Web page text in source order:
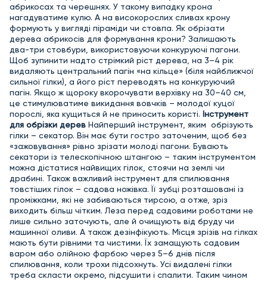
абрикосах та черешнях. У такому випадку крона
нагадуватиме кулю. А на високорослих сливах крону
формують у вигляді піраміди чи стовпа. Як обрізати
дерева абрикосів для формування крони? Залишають
два-три стовбури, використовуючи конкуруючі пагони.
Щоб зупинити надто стрімкий ріст дерева, на 3–4 рік
видаляють центральний пагін «на кільце» (біля найближчої
сильної гілки), а його ріст переводять на конкуруючий
пагін. Якщо ж щороку вкорочувати верхівку на 30–40 см,
це стимулюватиме викидання вовчків – молодої куцої
порослі, яка кущиться й не приносить користі. Інструмент
для обрізки дерев Найперший інструмент, яким обрізують
гілки – секатор. Він має бути гостро заточеним, щоб без
«зажовування» рівно зрізати молоді пагони. Бувають
секатори із телескопічною штангою – таким інструментом
можна дістатися найвищих гілок, стоячи на землі чи
драбині. Також важливий інструмент для спилювання
товстіших гілок – садова ножівка. Її зубці розташовані із
проміжками, які не забиваються тирсою, а отже, зріз
виходить більш чітким. Леза перед садовими роботами не
лише сильно заточують, але й очищують від бруду чи
машинної оливи. А також дезінфікують. Місця зрізів на гілках
мають бути рівними та чистими. Їх замащують садовим
варом або олійною фарбою через 5–6 днів після
спилювання, коли трохи підсохнуть. Усі видалені гілки
треба скласти окремо, підсушити і спалити. Таким чином